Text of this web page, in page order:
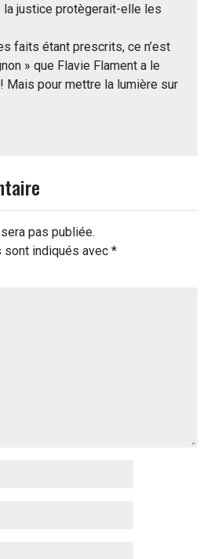
justice protègerait-elle les
faits étant prescrits, ce n’est
» que Flavie Flament a le
Mais pour mettre la lumière sur
pas publiée.
indiqués avec *